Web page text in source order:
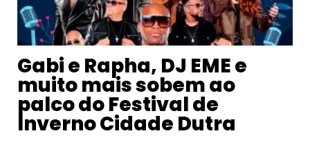
Gabi e Rapha, DJ EME e
muito mais sobem ao
palco do Festival de
Inverno Cidade Dutra